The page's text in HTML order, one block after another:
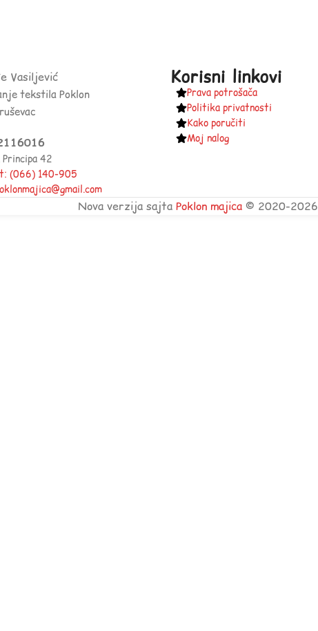
Vasiljević
tekstila Poklon
42
(066) 140-905
Korisni linkovi
Prava potrošača
Politika privatnosti
Kako poručiti
Moj nalog
Nova verzija sajta Poklon majica © 2020-2026